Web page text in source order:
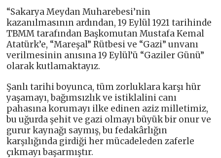
“Sakarya Meydan Muharebesi’nin
kazanılmasının ardından, 19 Eylül 1921 tarihinde
TBMM tarafından Başkomutan Mustafa Kemal
Atatürk’e, “Mareşal” Rütbesi ve “Gazi” unvanı
verilmesinin anısına 19 Eylül’ü “Gaziler Günü”
olarak kutlamaktayız.
Şanlı tarihi boyunca, tüm zorluklara karşı hür
yaşamayı, bağımsızlık ve istiklalini canı
pahasına korumayı ilke edinen aziz milletimiz,
bu uğurda şehit ve gazi olmayı büyük bir onur ve
gurur kaynağı saymış, bu fedakârlığın
karşılığında girdiği her mücadeleden zaferle
çıkmayı başarmıştır.